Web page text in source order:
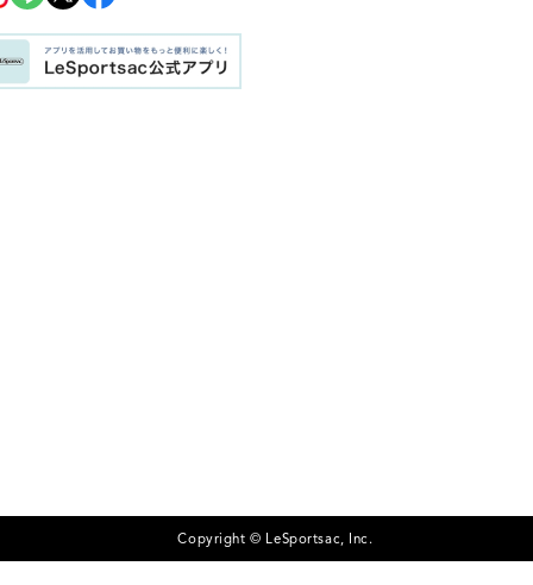
Copyright © LeSportsac, Inc.